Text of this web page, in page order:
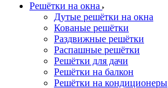
Решётки на окна
Дутые решётки на окна
Кованые решётки
Раздвижные решётки
Распашные решётки
Решётки для дачи
Решётки на балкон
Решётки на кондиционеры